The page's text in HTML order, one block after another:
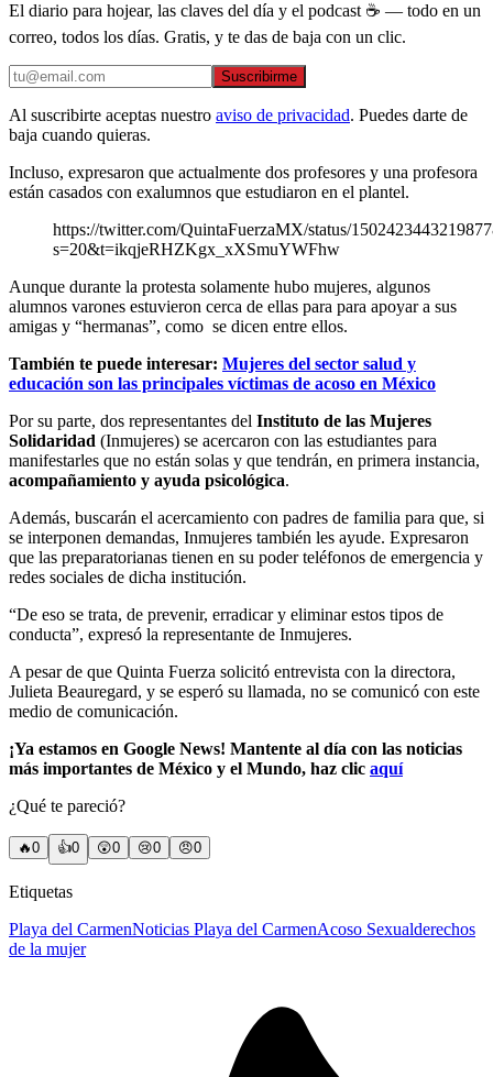
El diario para hojear, las claves del día y el podcast ☕ — todo en un
correo, todos los días. Gratis, y te das de baja con un clic.
Suscribirme
Al suscribirte aceptas nuestro aviso de privacidad. Puedes darte de
baja cuando quieras.
Incluso, expresaron que actualmente dos profesores y una profesora
están casados con exalumnos que estudiaron en el plantel.
https://twitter.com/QuintaFuerzaMX/status/
s=20&t=ikqjeRHZKgx_xXSmuYWFhw
Aunque durante la protesta solamente hubo mujeres, algunos
alumnos varones estuvieron cerca de ellas para para apoyar a sus
amigas y “hermanas”, como se dicen entre ellos.
También te puede interesar: Mujeres del sector salud y
educación son las principales víctimas de acoso en México
Por su parte, dos representantes del Instituto de las Mujeres
Solidaridad (Inmujeres) se acercaron con las estudiantes para
manifestarles que no están solas y que tendrán, en primera instancia,
acompañamiento y ayuda psicológica.
Además, buscarán el acercamiento con padres de familia para que, si
se interponen demandas, Inmujeres también les ayude. Expresaron
que las preparatorianas tienen en su poder teléfonos de emergencia y
redes sociales de dicha institución.
“De eso se trata, de prevenir, erradicar y eliminar estos tipos de
conducta”, expresó la representante de Inmujeres.
A pesar de que Quinta Fuerza solicitó entrevista con la directora,
Julieta Beauregard, y se esperó su llamada, no se comunicó con este
medio de comunicación.
¡Ya estamos en Google News! Mantente al día con las noticias
más importantes de México y el Mundo, haz clic aquí
¿Qué te pareció?
🔥0 👍0 😲0 😢0 😠0
Etiquetas
Playa del CarmenNoticias Playa del CarmenAcoso Sexualderechos
de la mujer